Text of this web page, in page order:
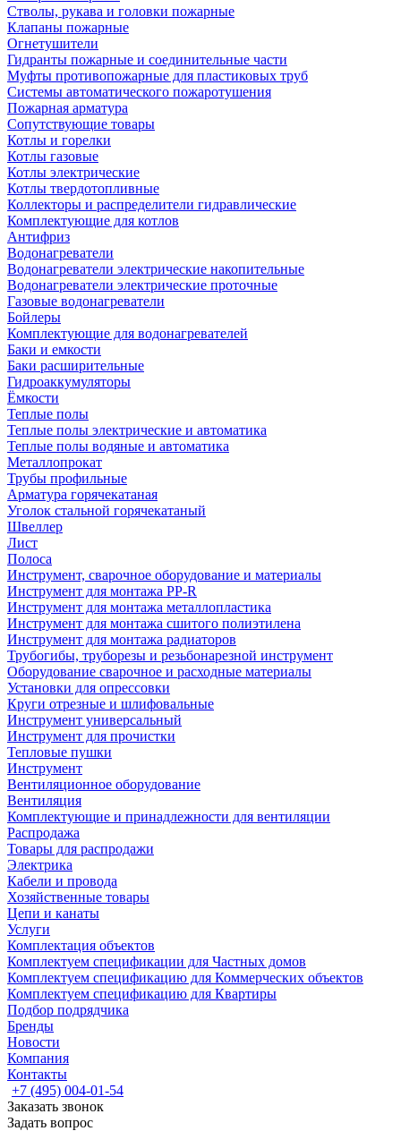
Стволы, рукава и головки пожарные
Клапаны пожарные
Огнетушители
Гидранты пожарные и соединительные части
Муфты противопожарные для пластиковых труб
Системы автоматического пожаротушения
Пожарная арматура
Сопутствующие товары
Котлы и горелки
Котлы газовые
Котлы электрические
Котлы твердотопливные
Коллекторы и распределители гидравлические
Комплектующие для котлов
Антифриз
Водонагреватели
Водонагреватели электрические накопительные
Водонагреватели электрические проточные
Газовые водонагреватели
Бойлеры
Комплектующие для водонагревателей
Баки и емкости
Баки расширительные
Гидроаккумуляторы
Ёмкости
Теплые полы
Теплые полы электрические и автоматика
Теплые полы водяные и автоматика
Металлопрокат
Трубы профильные
Арматура горячекатаная
Уголок стальной горячекатаный
Швеллер
Лист
Полоса
Инструмент, сварочное оборудование и материалы
Инструмент для монтажа PP-R
Инструмент для монтажа металлопластика
Инструмент для монтажа сшитого полиэтилена
Инструмент для монтажа радиаторов
Трубогибы, труборезы и резьбонарезной инструмент
Оборудование сварочное и расходные материалы
Установки для опрессовки
Круги отрезные и шлифовальные
Инструмент универсальный
Инструмент для прочистки
Тепловые пушки
Инструмент
Вентиляционное оборудование
Вентиляция
Комплектующие и принадлежности для вентиляции
Распродажа
Товары для распродажи
Электрика
Кабели и провода
Хозяйственные товары
Цепи и канаты
Услуги
Комплектация объектов
Комплектуем спецификации для Частных домов
Комплектуем спецификацию для Коммерческих объектов
Комплектуем спецификацию для Квартиры
Подбор подрядчика
Бренды
Новости
Компания
Контакты
+7 (495) 004-01-54
Заказать звонок
Задать вопрос